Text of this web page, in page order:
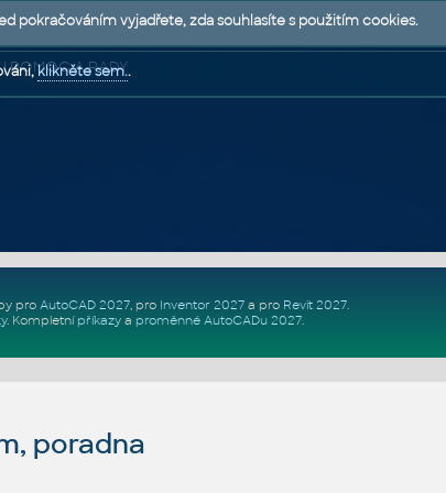
| POMOC A RADY
pro AutoCAD 2027, pro Inventor 2027a pro Revit 2027.
. Kompletní příkazya proměnné AutoCADu 2027.
poradna
pokračováním vyjadřete, zda souhlasíte s použitím cookies.
klikněte sem..